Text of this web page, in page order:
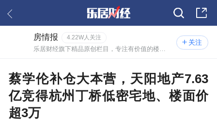
关注
房情报 4.22W人关注
蔡学伦补仓大本营，天阳地产7.63
亿竞得杭州丁桥低密宅地、楼面价
超3万